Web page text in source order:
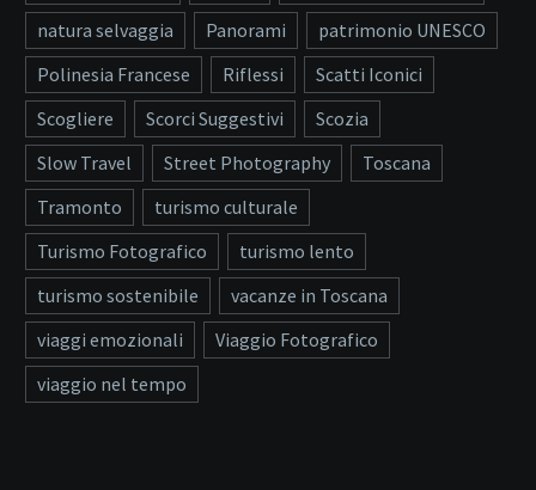
natura selvaggia
Panorami
patrimonio UNESCO
Polinesia Francese
Riflessi
Scatti Iconici
Scogliere
Scorci Suggestivi
Scozia
Slow Travel
Street Photography
Toscana
Tramonto
turismo culturale
Turismo Fotografico
turismo lento
turismo sostenibile
vacanze in Toscana
viaggi emozionali
Viaggio Fotografico
viaggio nel tempo